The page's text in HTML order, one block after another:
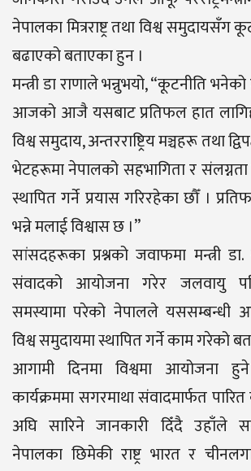
नेपालका मित्रराष्ट्र तथा विश्व समुदायसँग
बढाएको बताएका हुन ।
मन्त्री डा राणाले भन्नुभयो, “कूटनीति भनेको
आजको आजै यसबाट प्रतिफल हात
विश्व समुदाय, अन्तरराष्ट्रिय मञ्चहरू तथा
भेटहरूमा नेपालको सहभागिता र
स्थापित गर्ने प्रयास गरिरहेका छौँ ।
भन्ने मलाई विश्वास छ ।”
सांसदहरूका प्रश्नको जवाफमा मन्त्री
संवादको आयोजना गरेर जलवायु
समस्यामा परेको नेपालले यससम्बन्धी
विश्व समुदायमा स्थापित गर्ने काम गरेको
आगामी दिनमा विश्वमा आयोजना
कार्यक्रममा सगरमाथा संवादमार्फत
अघि सारिने जानकारी दिँदै उहाँले
नेपालका छिमेकी राष्ट्र भारत र